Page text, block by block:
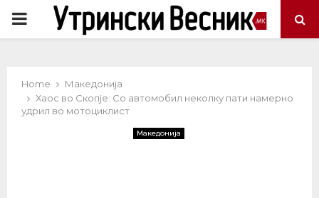
PRIMARY
Home
Македонија
Хаос во Скопје: Со автомобил неколку пати намерно
удрил во мотоциклист
Македонија